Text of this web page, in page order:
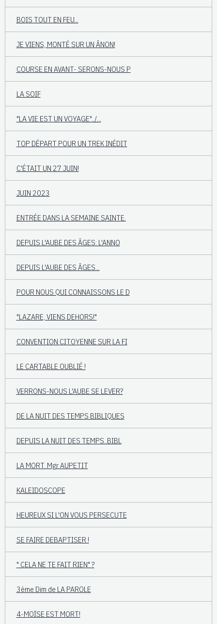
BOIS TOUT EN FEU...
JE VIENS, MONTÉ SUR UN ÂNON!
COURSE EN AVANT- SERONS-NOUS P
LA SOIF
"LA VIE EST UN VOYAGE"../...
TOP DÉPART POUR UN TREK INÉDIT
C'ÉTAIT UN 27 JUIN!
JUIN 2023
ENTRÉE DANS LA SEMAINE SAINTE.
DEPUIS L'AUBE DES ÂGES: L'ANNO
DEPUIS L'AUBE DES ÂGES...
POUR NOUS QUI CONNAISSONS LE D
"LAZARE, VIENS DEHORS!"
CONVENTION CITOYENNE SUR LA FI
LE CARTABLE OUBLIÉ !
VERRONS-NOUS L'AUBE SE LEVER?
DE LA NUIT DES TEMPS BIBLIQUES
DEPUIS LA NUIT DES TEMPS..BIBL
LA MORT. Mgr AUPETIT
KALEIDOSCOPE
HEUREUX SI L'ON VOUS PERSECUTE
SE FAIRE DEBAPTISER !
" CELA NE TE FAIT RIEN" ?
3ème Dim de LA PAROLE
4-MOÏSE EST MORT!